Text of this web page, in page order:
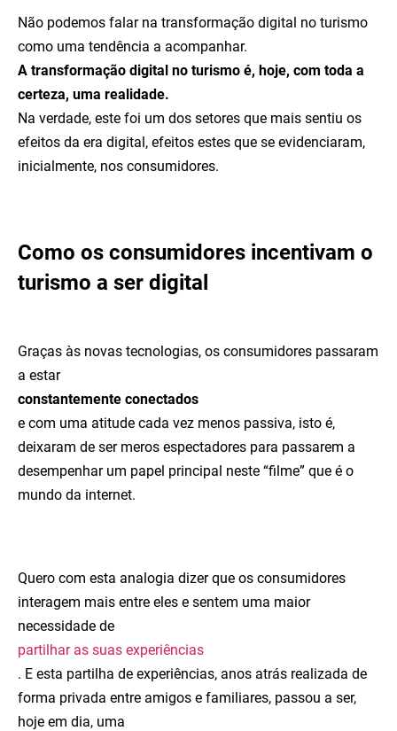
Não podemos falar na transformação digital no turismo
como uma tendência a acompanhar.
A transformação digital no turismo é, hoje, com toda a
certeza, uma realidade.
Na verdade, este foi um dos setores que mais sentiu os
efeitos da era digital, efeitos estes que se evidenciaram,
inicialmente, nos consumidores.
Como os consumidores incentivam o
turismo a ser digital
Graças às novas tecnologias, os consumidores passaram
a estar
constantemente conectados
e com uma atitude cada vez menos passiva, isto é,
deixaram de ser meros espectadores para passarem a
desempenhar um papel principal neste “filme” que é o
mundo da internet.
Quero com esta analogia dizer que os consumidores
interagem mais entre eles e sentem uma maior
necessidade de
partilhar as suas experiências
. E esta partilha de experiências, anos atrás realizada de
forma privada entre amigos e familiares, passou a ser,
hoje em dia, uma